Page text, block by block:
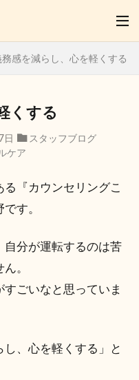
務感を減らし、心を軽くする
くする
日
スタッフブログ
ケア
『カウンセリングこ
す。
自分が運転するのは苦
。
ごいなと思っていま
、心を軽くする」と